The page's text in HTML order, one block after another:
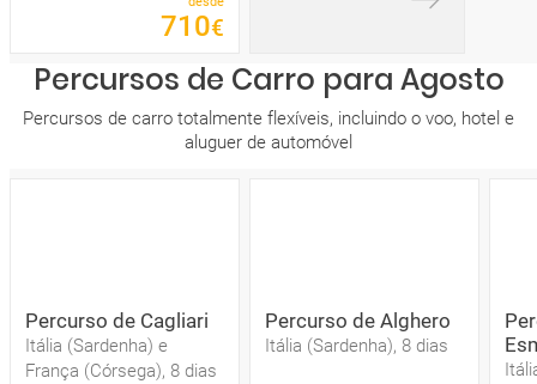
710€
Percursos de Carro para Agosto
Percursos de carro totalmente flexíveis, incluindo o voo, hotel e
aluguer de automóvel
Percurso de Cagliari
Itália (Sardenha) e
França (Córsega), 8 dias
Percurso de Alghero
Itália (Sardenha), 8 dias